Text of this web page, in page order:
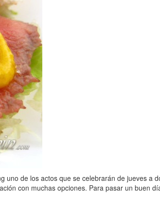
de los actos que se celebrarán de jueves a
con muchas opciones. Para pasar un buen